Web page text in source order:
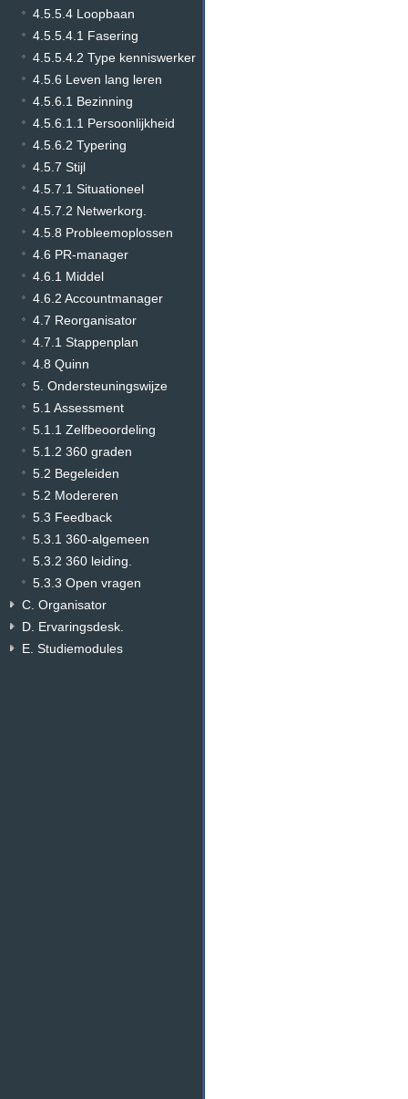
4.5.5.4 Loopbaan
4.5.5.4.1 Fasering
4.5.5.4.2 Type kenniswerker
4.5.6 Leven lang leren
4.5.6.1 Bezinning
4.5.6.1.1 Persoonlijkheid
4.5.6.2 Typering
4.5.7 Stijl
4.5.7.1 Situationeel
4.5.7.2 Netwerkorg.
4.5.8 Probleemoplossen
4.6 PR-manager
4.6.1 Middel
4.6.2 Accountmanager
4.7 Reorganisator
4.7.1 Stappenplan
4.8 Quinn
5. Ondersteuningswijze
5.1 Assessment
5.1.1 Zelfbeoordeling
5.1.2 360 graden
5.2 Begeleiden
5.2 Modereren
5.3 Feedback
5.3.1 360-algemeen
5.3.2 360 leiding.
5.3.3 Open vragen
C. Organisator
D. Ervaringsdesk.
E. Studiemodules